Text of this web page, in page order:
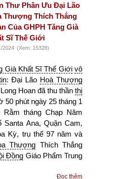
Thư Phân Ưu Đại Lão
Thượng Thích Thắng
Của GHPH Tăng Già
Sĩ Thế Giới
2024 (Xem: 15328)
Già Khất Sĩ Thế Giới vô
: Đại Lão Hoà Thượng
Hoan đã thu thần thị
50 phút ngày 25 tháng 1
tháng Chạp Năm
Santa Ana, Quận Cam,
Kỳ, trụ thế 97 năm và
Thượng Thích Thắng
Đồng Giáo Phẩm Trung
Đọc thêm